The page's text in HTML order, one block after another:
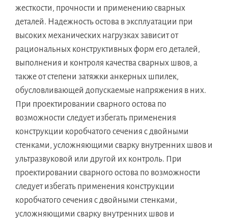
жесткости, прочности и применению сварных
деталей. Надежность остова в эксплуатации при
высоких механических нагрузках зависит от
рациональных конструктивных форм его деталей,
выполнения и контроля качества сварных швов, а
также от степени затяжки анкерных шпилек,
обусловливающей допускаемые напряжения в них.
При проектировании сварного остова по
возможности следует избегать применения
конструкции коробчатого сечения с двойными
стенками, усложняющими сварку внутренних швов и
ультразвуковой или другой их контроль. При
проектировании сварного остова по возможности
следует избегать применения конструкции
коробчатого сечения с двойными стенками,
усложняющими сварку внутренних швов и